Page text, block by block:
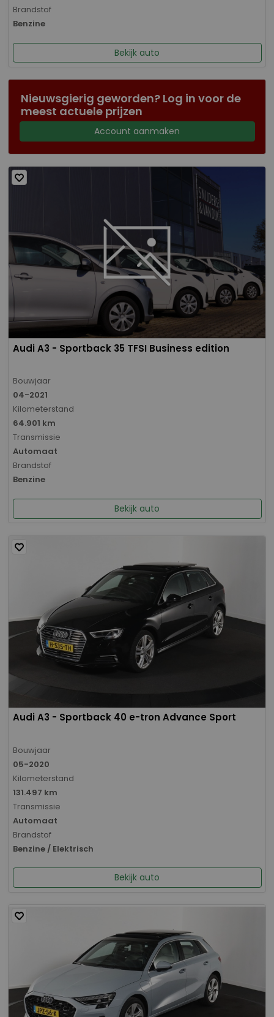
Brandstof
Benzine
Bekijk auto
Nieuwsgierig geworden? Log in voor de
meest actuele prijzen
Account aanmaken
Audi A3 - Sportback 35 TFSI Business edition
Bouwjaar
04-2021
Kilometerstand
64.901 km
Transmissie
Automaat
Brandstof
Benzine
Bekijk auto
Audi A3 - Sportback 40 e-tron Advance Sport
Bouwjaar
05-2020
Kilometerstand
131.497 km
Transmissie
Automaat
Brandstof
Benzine / Elektrisch
Bekijk auto